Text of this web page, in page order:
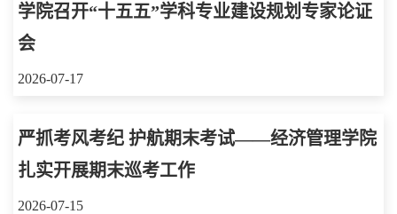
学院召开“十五五”学科专业建设规划专家论证
会
2026-07-17
严抓考风考纪 护航期末考试——经济管理学院
扎实开展期末巡考工作
2026-07-15